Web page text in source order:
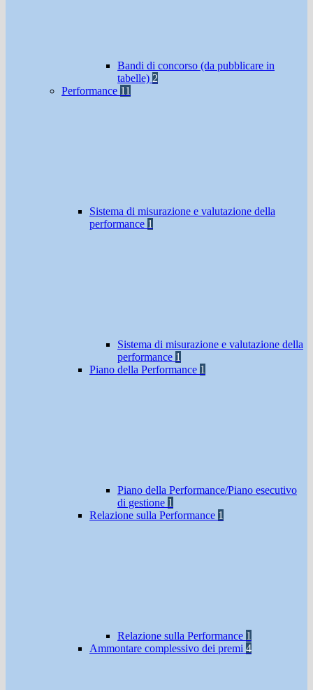
Bandi di concorso (da pubblicare in
tabelle) 2
Performance 11
Sistema di misurazione e valutazione della
performance 1
Sistema di misurazione e valutazione della
performance 1
Piano della Performance 1
Piano della Performance/Piano esecutivo
di gestione 1
Relazione sulla Performance 1
Relazione sulla Performance 1
Ammontare complessivo dei premi 4